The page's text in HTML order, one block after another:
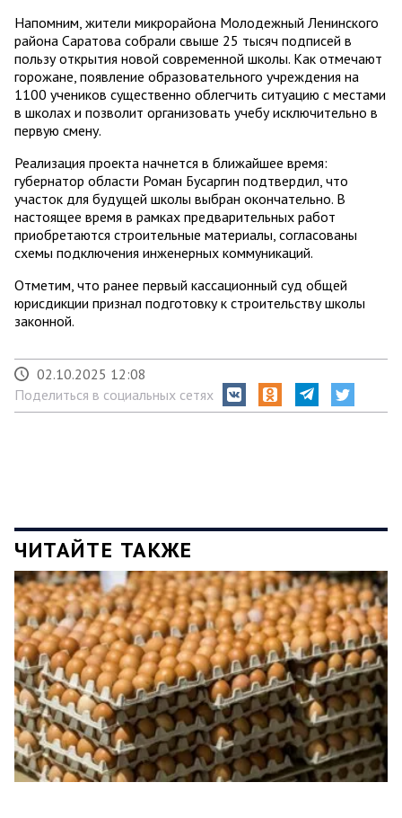
Напомним, жители микрорайона Молодежный Ленинского
района Саратова собрали свыше 25 тысяч подписей в
пользу открытия новой современной школы. Как отмечают
горожане, появление образовательного учреждения на
1100 учеников существенно облегчить ситуацию с местами
в школах и позволит организовать учебу исключительно в
первую смену.
Реализация проекта начнется в ближайшее время:
губернатор области Роман Бусаргин подтвердил, что
участок для будущей школы выбран окончательно. В
настоящее время в рамках предварительных работ
приобретаются строительные материалы, согласованы
схемы подключения инженерных коммуникаций.
Отметим, что ранее первый кассационный суд общей
юрисдикции признал подготовку к строительству школы
законной.
02.10.2025 12:08
Поделиться в социальных сетях
ЧИТАЙТЕ ТАКЖЕ